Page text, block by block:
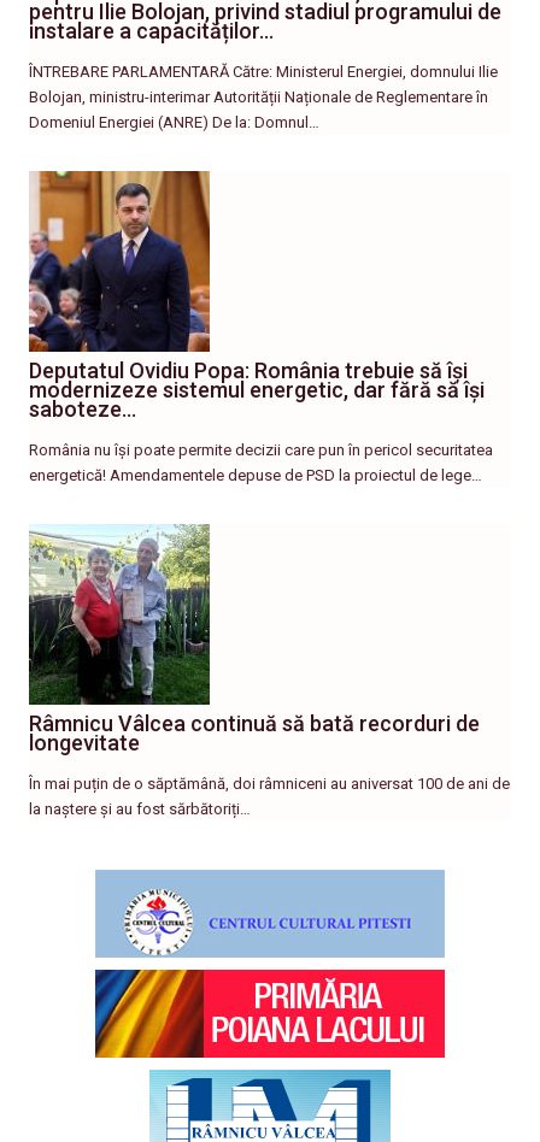
pentru Ilie Bolojan, privind stadiul programului de
instalare a capacităților…
ÎNTREBARE PARLAMENTARĂ Către: Ministerul Energiei, domnului Ilie
Bolojan, ministru-interimar Autorității Naționale de Reglementare în
Domeniul Energiei (ANRE) De la: Domnul…
Deputatul Ovidiu Popa: România trebuie să își
modernizeze sistemul energetic, dar fără să își
saboteze…
România nu își poate permite decizii care pun în pericol securitatea
energetică! Amendamentele depuse de PSD la proiectul de lege…
Râmnicu Vâlcea continuă să bată recorduri de
longevitate
În mai puțin de o săptămână, doi râmniceni au aniversat 100 de ani de
la naștere și au fost sărbătoriți…